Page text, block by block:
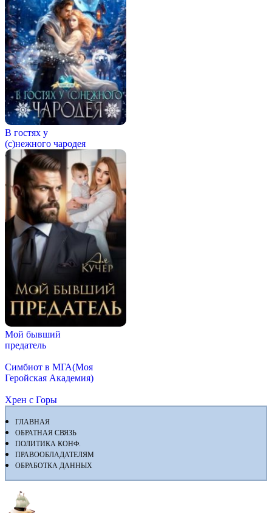
В гостях у
(с)нежного чародея
Мой бывший
предатель
Симбиот в МГА(Моя
Геройская Академия)
Хрен с Горы
ГЛАВНАЯ
ОБРАТНАЯ СВЯЗЬ
ПОЛИТИКА КОНФ.
ПРАВООБЛАДАТЕЛЯМ
ОБРАБОТКА ДАННЫХ